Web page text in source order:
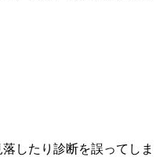
したり診断を誤ってしま